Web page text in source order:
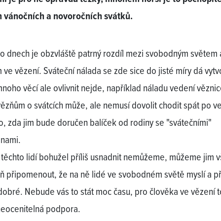
vánočních a novoročních svátků.
dnech je obzvláště patrný rozdíl mezi svobodným světem
ve vězení. Sváteční nálada se zde sice do jisté míry dá
věcí ale ovlivnit nejde, například náladu vedení
o svátcích může, ale nemusí dovolit chodit spát po
zda jim bude doručen balíček od rodiny se "svátečními"
lidí bohužel příliš usnadnit nemůžeme, můžeme jim
připomenout, že na ně lidé ve svobodném světě myslí a
Nebude vás to stát moc času, pro člověka ve vězení
podpora.